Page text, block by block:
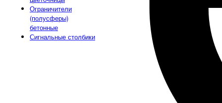
Ограничители
(полусферы)
бетонные
Сигнальные столбики